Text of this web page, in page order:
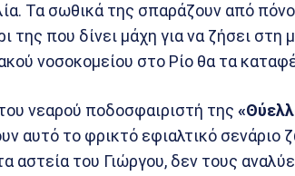
Τα σωθικά της σπαράζουν από
της που δίνει μάχη για να ζήσει στη
νοσοκομείου στο Ρίο θα τα
του νεαρού ποδοσφαιριστή της
αυτό το φρικτό εφιαλτικό σενάριο
αστεία του Γιώργου, δεν τους